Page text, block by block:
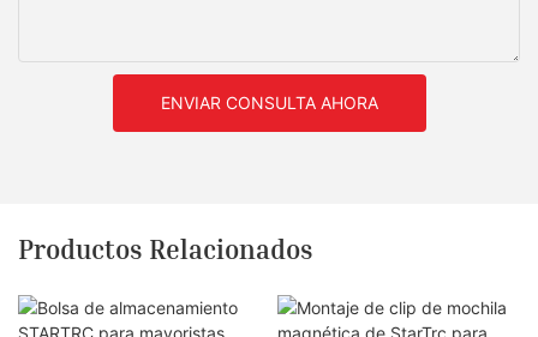
ENVIAR CONSULTA AHORA
Productos Relacionados